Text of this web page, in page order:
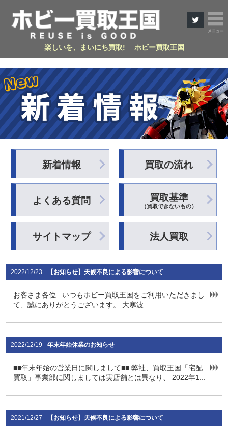
楽しいを、まいにち買取! ホビー買取王国
新着情報 買取の流れ
よくある質問 買取基準
（買取できないもの）
サイトマップ 法人買取
2022/12/23 【お知らせ】天候不良による影響について
お客さま各位 いつもホビー買取王国をご利用いただきまし
て、誠にありがとうございます。 大寒波...
2022/12/19 年末年始休業のお知らせ
■■年末年始の営業日に関しまして■■ 弊社、買取王国「宅配
買取」事業部に関しましては実店舗とは異なり、 2022年1...
2021/12/27 【お知らせ】天候不良による影響について